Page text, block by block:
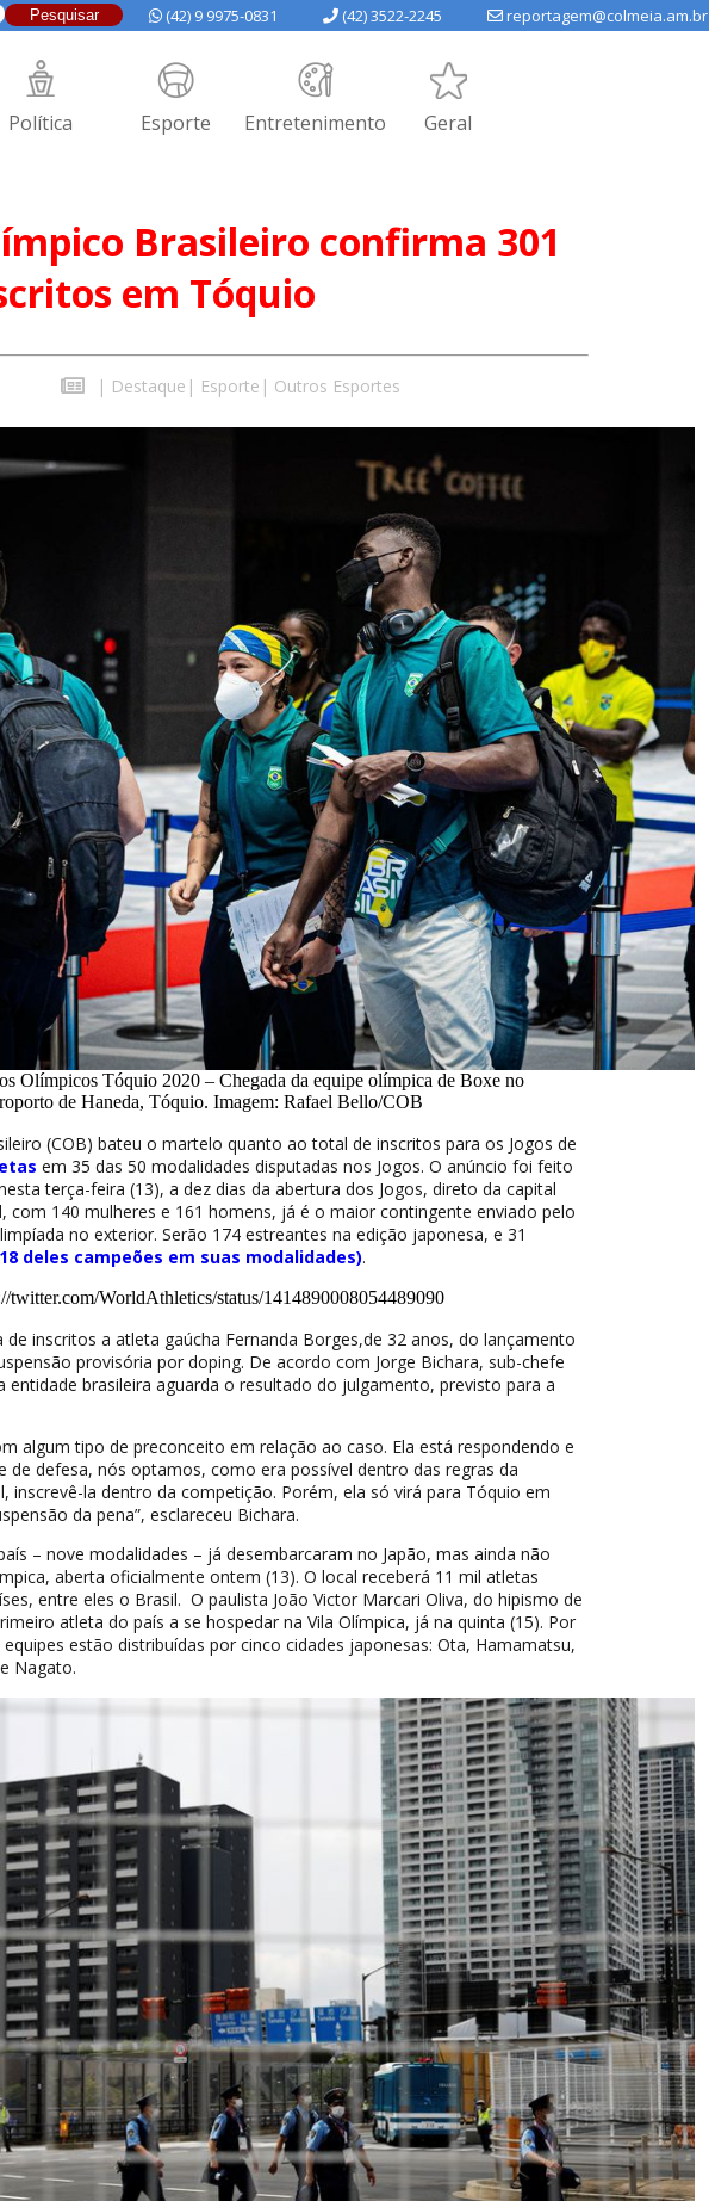
reportagem@colmeia.am.br
(42) 3522-2245
(42) 9 9975-0831
Política Esporte Entretenimento Geral
Brasileiro confirma 301
em Tóquio
| Destaque | Esporte | Outros Esportes
Olímpicos Tóquio 2020 – Chegada da equipe olímpica de Boxe no
de Haneda, Tóquio. Imagem: Rafael Bello/COB
(COB) bateu o martelo quanto ao total de inscritos para os Jogos de
em 35 das 50 modalidades disputadas nos Jogos. O anúncio foi feito
terça-feira (13), a dez dias da abertura dos Jogos, direto da capital
com 140 mulheres e 161 homens, já é o maior contingente enviado pelo
no exterior. Serão 174 estreantes na edição japonesa, e 31
deles campeões em suas modalidades).
twitter.com/WorldAthletics/status/1414890008054489090
de inscritos a atleta gaúcha Fernanda Borges,de 32 anos, do lançamento
provisória por doping. De acordo com Jorge Bichara, sub-chefe
entidade brasileira aguarda o resultado do julgamento, previsto para a
algum tipo de preconceito em relação ao caso. Ela está respondendo e
de defesa, nós optamos, como era possível dentro das regras da
inscrevê-la dentro da competição. Porém, ela só virá para Tóquio em
da pena”, esclareceu Bichara.
– nove modalidades – já desembarcaram no Japão, mas ainda não
aberta oficialmente ontem (13). O local receberá 11 mil atletas
entre eles o Brasil. O paulista João Victor Marcari Oliva, do hipismo de
atleta do país a se hospedar na Vila Olímpica, já na quinta (15). Por
estão distribuídas por cinco cidades japonesas: Ota, Hamamatsu,
Nagato.